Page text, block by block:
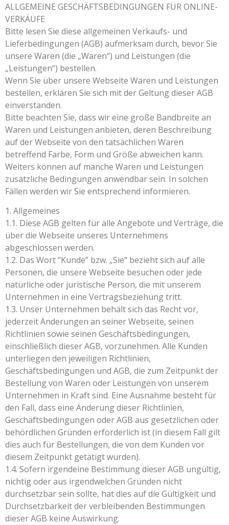
ALLGEMEINE GESCHÄFTSBEDINGUNGEN FÜR ONLINE-
VERKÄUFE
Bitte lesen Sie diese allgemeinen Verkaufs- und
Lieferbedingungen (AGB) aufmerksam durch, bevor Sie
unsere Waren (die „Waren“) und Leistungen (die
„Leistungen“) bestellen.
Wenn Sie über unsere Webseite Waren und Leistungen
bestellen, erklären Sie sich mit der Geltung dieser AGB
einverstanden.
Bitte beachten Sie, dass wir eine große Bandbreite an
Waren und Leistungen anbieten, deren Beschreibung
auf der Webseite von den tatsächlichen Waren
betreffend Farbe, Form und Größe abweichen kann.
Weiters können auf manche Waren und Leistungen
zusätzliche Bedingungen anwendbar sein. In solchen
Fällen werden wir Sie entsprechend informieren.
1. Allgemeines
1.1. Diese AGB gelten für alle Angebote und Verträge, die
über die Webseite unseres Unternehmens
abgeschlossen werden.
1.2. Das Wort “Kunde” bzw. „Sie“ bezieht sich auf alle
Personen, die unsere Webseite besuchen oder jede
natürliche oder juristische Person, die mit unserem
Unternehmen in eine Vertragsbeziehung tritt.
1.3. Unser Unternehmen behält sich das Recht vor,
jederzeit Änderungen an seiner Webseite, seinen
Richtlinien sowie seinen Geschäftsbedingungen,
einschließlich dieser AGB, vorzunehmen. Alle Kunden
unterliegen den jeweiligen Richtlinien,
Geschäftsbedingungen und AGB, die zum Zeitpunkt der
Bestellung von Waren oder Leistungen von unserem
Unternehmen in Kraft sind. Eine Ausnahme besteht für
den Fall, dass eine Änderung dieser Richtlinien,
Geschäftsbedingungen oder AGB aus gesetzlichen oder
behördlichen Gründen erforderlich ist (in diesem Fall gilt
dies auch für Bestellungen, die von dem Kunden vor
diesem Zeitpunkt getätigt wurden).
1.4. Sofern irgendeine Bestimmung dieser AGB ungültig,
nichtig oder aus irgendwelchen Gründen nicht
durchsetzbar sein sollte, hat dies auf die Gültigkeit und
Durchsetzbarkeit der verbleibenden Bestimmungen
dieser AGB keine Auswirkung.